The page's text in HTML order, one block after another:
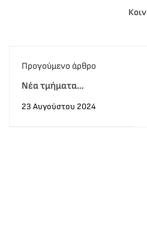
Προγούμενο άρθρο
Νέα τμήματα
ενήλικες διαδικτυακά
23 Αυγούστου 2024